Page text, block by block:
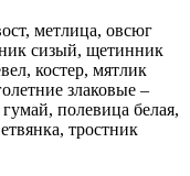
метлица, овсюг
сизый, щетинник
костер, мятлик
злаковые –
полевица белая,
тростник